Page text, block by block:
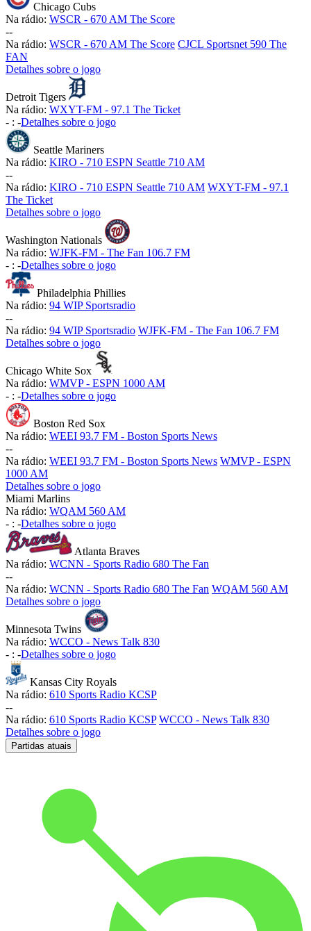
Chicago Cubs
Na rádio: WSCR - 670 AM The Score
--
Na rádio: WSCR - 670 AM The Score CJCL Sportsnet 590 The
FAN
Detalhes sobre o jogo
Detroit Tigers
Na rádio: WXYT-FM - 97.1 The Ticket
- : -Detalhes sobre o jogo
Seattle Mariners
Na rádio: KIRO - 710 ESPN Seattle 710 AM
--
Na rádio: KIRO - 710 ESPN Seattle 710 AM WXYT-FM - 97.1
The Ticket
Detalhes sobre o jogo
Washington Nationals
Na rádio: WJFK-FM - The Fan 106.7 FM
- : -Detalhes sobre o jogo
Philadelphia Phillies
Na rádio: 94 WIP Sportsradio
--
Na rádio: 94 WIP Sportsradio WJFK-FM - The Fan 106.7 FM
Detalhes sobre o jogo
Chicago White Sox
Na rádio: WMVP - ESPN 1000 AM
- : -Detalhes sobre o jogo
Boston Red Sox
Na rádio: WEEI 93.7 FM - Boston Sports News
--
Na rádio: WEEI 93.7 FM - Boston Sports News WMVP - ESPN
1000 AM
Detalhes sobre o jogo
Miami Marlins
Na rádio: WQAM 560 AM
- : -Detalhes sobre o jogo
Atlanta Braves
Na rádio: WCNN - Sports Radio 680 The Fan
--
Na rádio: WCNN - Sports Radio 680 The Fan WQAM 560 AM
Detalhes sobre o jogo
Minnesota Twins
Na rádio: WCCO - News Talk 830
- : -Detalhes sobre o jogo
Kansas City Royals
Na rádio: 610 Sports Radio KCSP
--
Na rádio: 610 Sports Radio KCSP WCCO - News Talk 830
Detalhes sobre o jogo
Partidas atuais